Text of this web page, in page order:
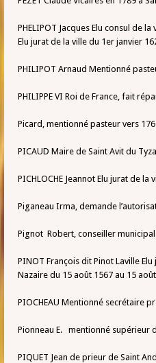
PHELIPOT Jacques Elu consul de
Elu jurat de la ville du 1er janvier
PHILIPOT Arnaud Mentionné
PHILIPPE VI Roi de France, fait
Picard, mentionné pasteur vers
PICAUD Maire de Saint Avit du
PICHLOCHE Jeannot Elu jurat de
Piganeau Irma, demande
Pignot Robert, conseiller
PINOT François dit Pinot Laville
Nazaire du 15 août 1567 au 15
PIOCHEAU Mentionné secrétaire
Pionneau E. mentionné supérieur
PIQUET Jean de prieur de Saint